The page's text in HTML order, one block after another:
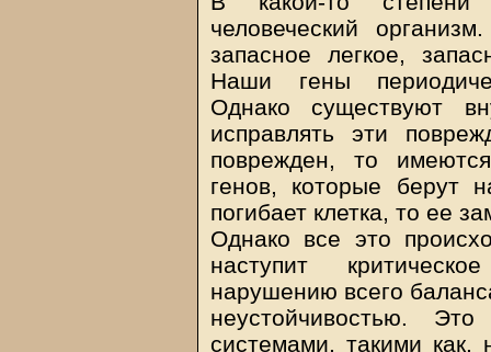
человеческий
запасное легкое,
Наши гены
Однако существуют
исправлять эти
поврежден, то
генов, которые берут
погибает клетка, то ее
Однако все это
наступит
нарушению всего
неустойчивостью.
системами, такими как,